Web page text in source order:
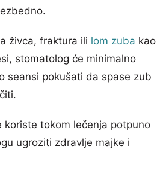
živca, fraktura ili lom zuba kao
stomatolog će minimalno
seansi pokušati da spase zub
koriste tokom lečenja potpuno
ugroziti zdravlje majke i